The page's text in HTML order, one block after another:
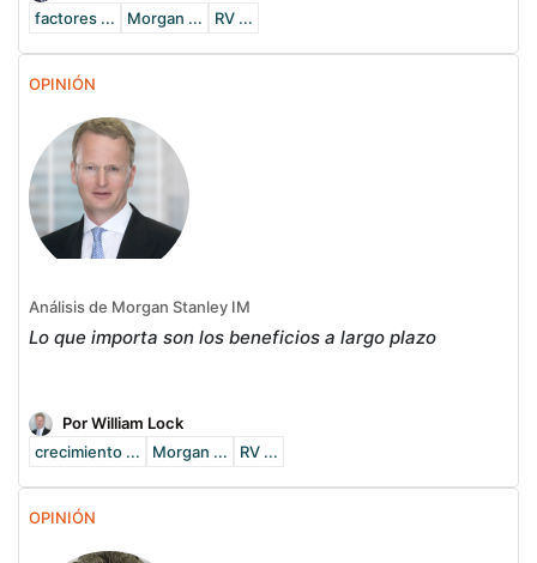
factores ...
Morgan ... RV ...
OPINIÓN
Análisis de Morgan Stanley IM
Lo que importa son los beneficios a largo plazo
Por William Lock
crecimiento ...
Morgan ... RV ...
OPINIÓN